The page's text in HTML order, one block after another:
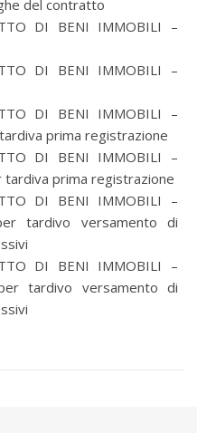
del contratto
DI BENI IMMOBILI –
DI BENI IMMOBILI –
DI BENI IMMOBILI –
prima registrazione
DI BENI IMMOBILI –
prima registrazione
DI BENI IMMOBILI –
tardivo versamento di
DI BENI IMMOBILI –
tardivo versamento di